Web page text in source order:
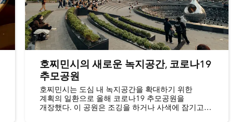
호찌민시의 새로운 녹지공간, 코로나19
추모공원
호찌민시는 도심 내 녹지공간을 확대하기 위한
계획의 일환으로 올해 코로나19 추모공원을
개장했다. 이 공원은 조깅을 하거나 사색에 잠기고